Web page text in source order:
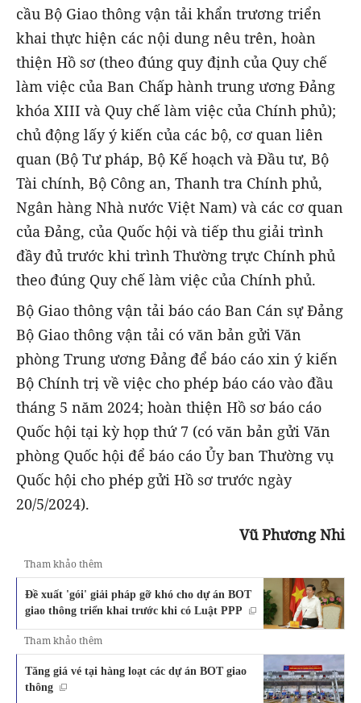
cầu Bộ Giao thông vận tải khẩn trương triển
khai thực hiện các nội dung nêu trên, hoàn
thiện Hồ sơ (theo đúng quy định của Quy chế
làm việc của Ban Chấp hành trung ương Đảng
khóa XIII và Quy chế làm việc của Chính phủ);
chủ động lấy ý kiến của các bộ, cơ quan liên
quan (Bộ Tư pháp, Bộ Kế hoạch và Đầu tư, Bộ
Tài chính, Bộ Công an, Thanh tra Chính phủ,
Ngân hàng Nhà nước Việt Nam) và các cơ quan
của Đảng, của Quốc hội và tiếp thu giải trình
đầy đủ trước khi trình Thường trực Chính phủ
theo đúng Quy chế làm việc của Chính phủ.
Bộ Giao thông vận tải báo cáo Ban Cán sự Đảng
Bộ Giao thông vận tải có văn bản gửi Văn
phòng Trung ương Đảng để báo cáo xin ý kiến
Bộ Chính trị về việc cho phép báo cáo vào đầu
tháng 5 năm 2024; hoàn thiện Hồ sơ báo cáo
Quốc hội tại kỳ họp thứ 7 (có văn bản gửi Văn
phòng Quốc hội để báo cáo Ủy ban Thường vụ
Quốc hội cho phép gửi Hồ sơ trước ngày
20/5/2024).
Vũ Phương Nhi
Tham khảo thêm
Đề xuất 'gói' giải pháp gỡ khó cho dự án BOT
giao thông triển khai trước khi có Luật PPP
Tham khảo thêm
Tăng giá vé tại hàng loạt các dự án BOT giao
thông